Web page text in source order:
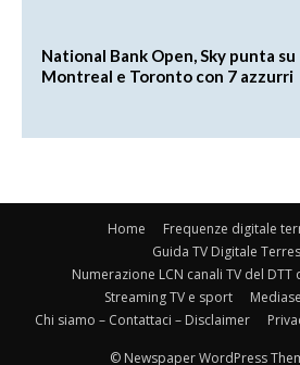
National Bank Open, Sky punta su
Montreal e Toronto con 7 azzurri
Home
Frequenze digitale
Guida TV Digitale
Numerazione LCN canali TV del
Streaming TV e sport
Chi siamo – Contattaci – Disclaimer
© Newspaper WordPress